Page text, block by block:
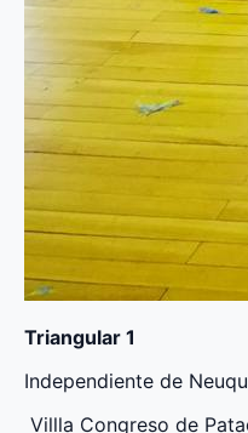
Triangular 1
Independiente de
Villla Congreso de